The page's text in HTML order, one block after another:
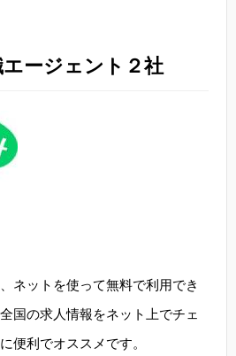
ージェント２社
ネットを使って無料で利用でき
国の求人情報をネット上でチェ
便利でオススメです。